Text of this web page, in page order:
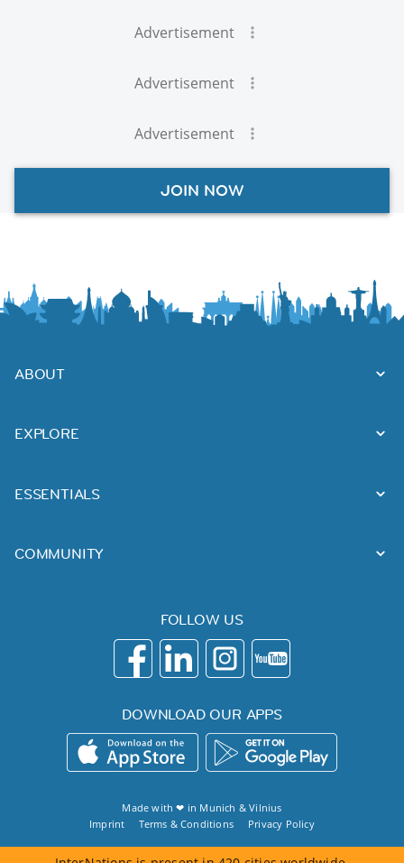
Advertisement
Advertisement
Advertisement
JOIN NOW
ABOUT
EXPLORE
ESSENTIALS
COMMUNITY
FOLLOW US
DOWNLOAD OUR APPS
Made with ❤ in Munich &Vilnius
Imprint
Terms & Conditions Privacy Policy